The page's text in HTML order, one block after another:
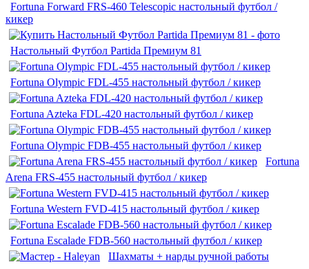
Fortuna Forward FRS-460 Telescopic настольный футбол /
кикер
Настольный Футбол Partida Премиум 81
Fortuna Olympic FDL-455 настольный футбол / кикер
Fortuna Azteka FDL-420 настольный футбол / кикер
Fortuna Olympic FDB-455 настольный футбол / кикер
Fortuna
Arena FRS-455 настольный футбол / кикер
Fortuna Western FVD-415 настольный футбол / кикер
Fortuna Escalade FDB-560 настольный футбол / кикер
Шахматы + нарды ручной работы